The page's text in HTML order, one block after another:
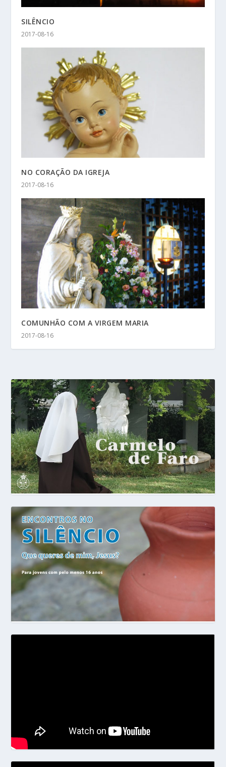
SILÊNCIO
2017-08-16
NO CORAÇÃO DA IGREJA
2017-08-16
COMUNHÃO COM A VIRGEM MARIA
2017-08-16